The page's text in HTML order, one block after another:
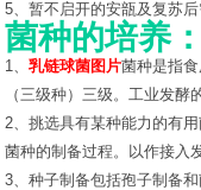
5、暂不启开的安瓿及复苏
菌种的培养
1、 乳链球菌图片菌种是指
（三级种）三级。工业发
2、挑选具有某种能力的有
菌种的制备过程。以作接入
3、种子制备包括孢子制备